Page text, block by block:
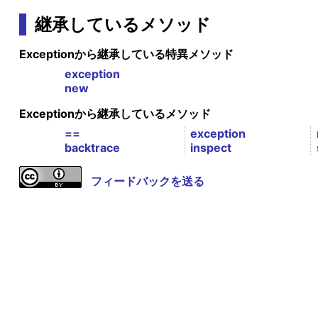
継承しているメソッド
Exceptionから継承している特異メソッド
exception
new
Exceptionから継承しているメソッド
==
backtrace
exception
inspect
フィードバックを送る